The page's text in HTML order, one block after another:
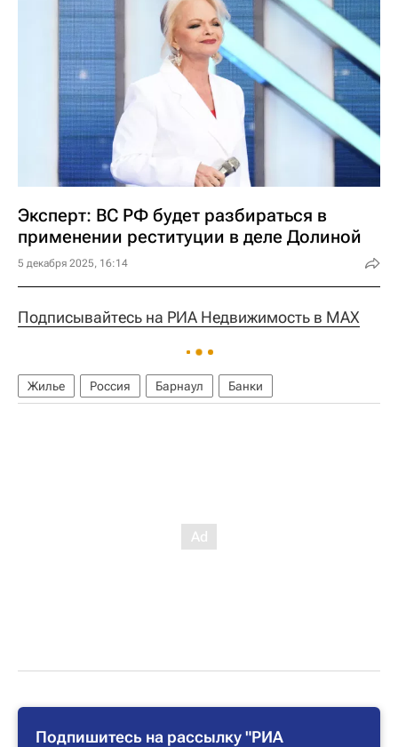
Эксперт: ВС РФ будет разбираться в
применении реституции в деле Долиной
5 декабря 2025, 16:14
Подписывайтесь на РИА Недвижимость в MAX
Жилье Россия Барнаул Банки
Подпишитесь на рассылку "РИА